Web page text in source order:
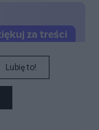
Lubię to!